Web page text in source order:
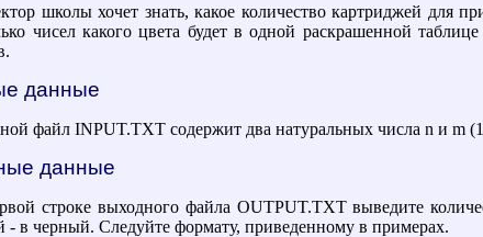
школы хочет знать, какое количество картриджей для
чисел какого цвета будет в одной раскрашенной
данные
файл INPUT.TXT содержит два натуральных числа n и m
данные
строке выходного файла OUTPUT.TXT выведите
- в черный. Следуйте формату, приведенному в примерах.